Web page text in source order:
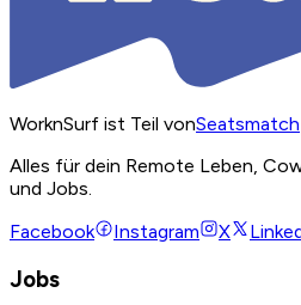
WorknSurf ist Teil vonSeatsmatch
Alles für dein Remote Leben,
und Jobs.
Facebook
Instagram X
Jobs